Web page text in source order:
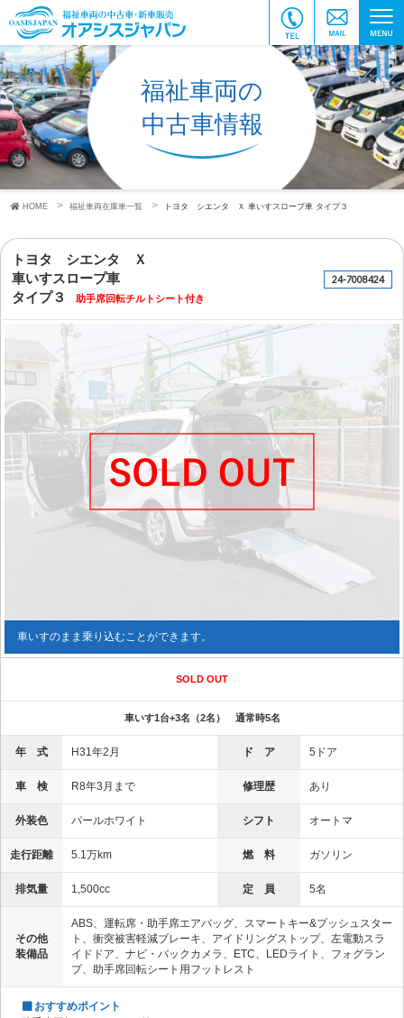
福祉車両の
中古車情報
HOME 福祉車両在庫車一覧 トヨタ シエンタ Ｘ 車いすスロープ車 タイプ３
トヨタ シエンタ Ｘ
車いすスロープ車
タイプ３
助手席回転チルトシート付き
24-7008424
車いすのまま乗り込むことができます。
SOLD OUT
車いす1台+3名（2名） 通常時5名
年 式 H31年2月 ド ア 5ドア
車 検 R8年3月まで 修理歴 あり
外装色 パールホワイト シフト オートマ
走行距離 5.1万km 燃 料 ガソリン
排気量 1,500cc 定 員 5名
その他
装備品
ABS、運転席・助手席エアバッグ、スマートキー&プッシュスター
ト、衝突被害軽減ブレーキ、アイドリングストップ、左電動スラ
イドドア、ナビ・バックカメラ、ETC、LEDライト、フォグラン
プ、助手席回転シート用フットレスト
おすすめポイント